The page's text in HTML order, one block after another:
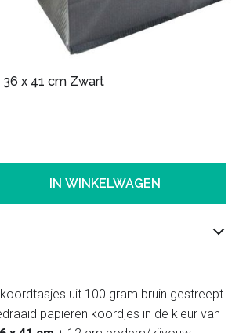
x 41 cm Zwart
IN WINKELWAGEN
uit 100 gram bruin gestreept
papieren koordjes in de kleur van